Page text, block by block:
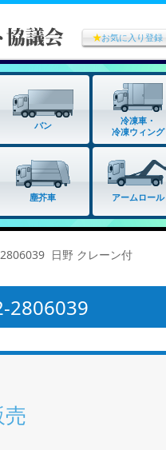
★お気に入り登録
バン
冷凍車・
冷凍ウィング
塵芥車 アームロール
日野 クレーン付
2806039
売